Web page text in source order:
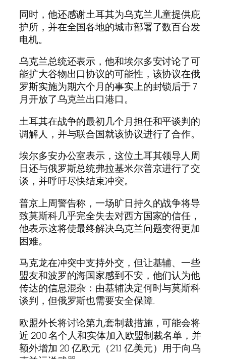
同时，他还感谢土耳其为乌克兰儿童提供庇
护所，并在全国各地的城市部署了数百台发
电机。
乌克兰总统还表示，他和埃尔多安讨论了可
能扩大谷物出口协议的可能性，该协议在俄
罗斯实施为期六个月的事实上的封锁后于 7
月开放了乌克兰出口港口。
土耳其在战争的最初几个月担任和平谈判的
调解人，并与联合国就该协议进行了合作。
埃尔多安办公室表示，这位土耳其领导人周
日还与俄罗斯总统弗拉基米尔普京进行了交
谈，并呼吁尽快结束冲突。
普京上周警告称，一场旷日持久的战争将导
致莫斯科几乎完全失去对西方国家的信任，
他表示这将使最终解决乌克兰问题变得更加
困难。
马克龙在冲突中支持外交，但让基辅、一些
盟友和波罗的海国家感到不安，他们认为他
传达的信息混杂：由基辅决定何时与莫斯科
谈判，但俄罗斯也需要安全保障.
欧盟外长将讨论第九套制裁措施，可能会将
近 200 名个人和实体加入欧盟制裁名单，并
额外增加 20 亿欧元（21.1 亿美元）用于向乌